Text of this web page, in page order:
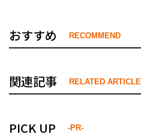
おすすめ RECOMMEND
関連記事 RELATED ARTICLE
PICK UP -PR-